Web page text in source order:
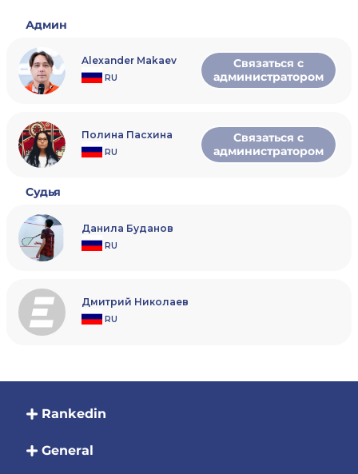
Админ
Alexander Makaev
RU
Связаться с
администратором
Полина Пасхина
RU
Связаться с
администратором
Судья
Данила Буданов
RU
Дмитрий Николаев
RU
Rankedin
General